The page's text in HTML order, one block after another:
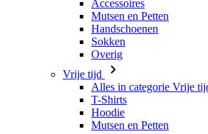
Vrije tijd
Alles in categorie Vrije tijd
T-Shirts
Hoodie
Mutsen en Petten
Triathlon
Alles in categorie Triathlon
Singlet
Snelpakken